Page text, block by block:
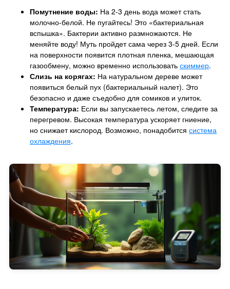
Помутнение воды: На 2-3 день вода может стать
молочно-белой. Не пугайтесь! Это «бактериальная
вспышка». Бактерии активно размножаются. Не
меняйте воду! Муть пройдет сама через 3-5 дней. Если
на поверхности появится плотная пленка, мешающая
газообмену, можно временно использовать скиммер.
Слизь на корягах: На натуральном дереве может
появиться белый пух (бактериальный налет). Это
безопасно и даже съедобно для сомиков и улиток.
Температура: Если вы запускаетесь летом, следите за
перегревом. Высокая температура ускоряет гниение,
но снижает кислород. Возможно, понадобится система
охлаждения.